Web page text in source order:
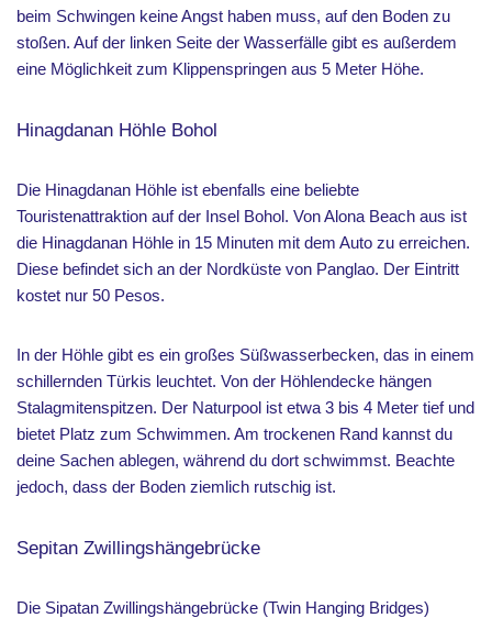
beim Schwingen keine Angst haben muss, auf den Boden zu
stoßen. Auf der linken Seite der Wasserfälle gibt es außerdem
eine Möglichkeit zum Klippenspringen aus 5 Meter Höhe.
Hinagdanan Höhle Bohol
Die Hinagdanan Höhle ist ebenfalls eine beliebte
Touristenattraktion auf der Insel Bohol. Von Alona Beach aus ist
die Hinagdanan Höhle in 15 Minuten mit dem Auto zu erreichen.
Diese befindet sich an der Nordküste von Panglao. Der Eintritt
kostet nur 50 Pesos.
In der Höhle gibt es ein großes Süßwasserbecken, das in einem
schillernden Türkis leuchtet. Von der Höhlendecke hängen
Stalagmitenspitzen. Der Naturpool ist etwa 3 bis 4 Meter tief und
bietet Platz zum Schwimmen. Am trockenen Rand kannst du
deine Sachen ablegen, während du dort schwimmst. Beachte
jedoch, dass der Boden ziemlich rutschig ist.
Sepitan Zwillingshängebrücke
Die Sipatan Zwillingshängebrücke (Twin Hanging Bridges)